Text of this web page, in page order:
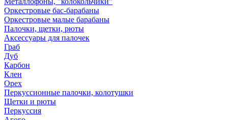
Оркестровые бас-барабаны
Оркестровые малые барабаны
Палочки, щетки, рюты
Аксессуары для палочек
Граб
Дуб
Карбон
Клен
Орех
Перкуссионные палочки, колотушки
Щетки и рюты
Перкуссия